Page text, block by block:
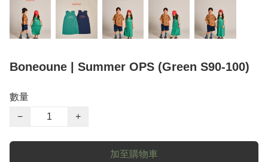
Boneoune | Summer OPS (Green S90-100)
數量
−
+
加至購物車